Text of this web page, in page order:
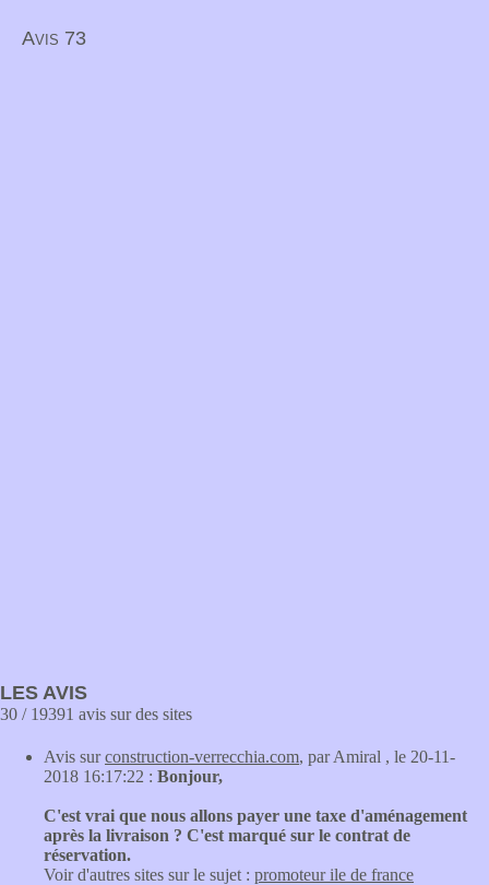
Avis 73
LES AVIS
30 / 19391 avis sur des sites
Avis surconstruction-verrecchia.com, par Amiral , le 20-11-
2018 16:17:22 : Bonjour,
C'est vrai que nous allons payer une taxe d'aménagement
après la livraison ? C'est marqué sur le contrat de
réservation.
Voir d'autres sites sur le sujet : promoteur ile de france